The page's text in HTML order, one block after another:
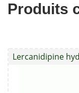
Produits
Lercanidipine